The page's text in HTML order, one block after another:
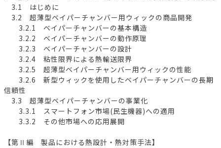
3.1 はじめに
3.2 超薄型ベイパーチャンバー用ウィックの商品開発
3.2.1 ベイパーチャンバーの基本構造
3.2.2 ベイパーチャンバーの動作原理
3.2.3 ベイパーチャンバーの設計
3.2.4 粘性限界による熱輸送限界
3.2.5 超薄型ベイパーチャンバー用ウィックの性能
3.2.6 新型ウィックを使用したベイパーチャンバーの長期
信頼性
3.3 超薄型ベイパーチャンバーの事業化
3.3.1 スマートフォン市場(民生機器)への適用
3.3.2 その他市場への応用展開
【第Ⅱ編 製品における熱設計・熱対策手法】